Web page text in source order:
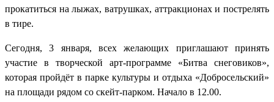
прокатиться на лыжах, ватрушках, аттракционах и пострелять
в тире.
Сегодня, 3 января, всех желающих приглашают принять
участие в творческой арт-программе «Битва снеговиков»,
которая пройдёт в парке культуры и отдыха «Добросельский»
на площади рядом со скейт-парком. Начало в 12.00.